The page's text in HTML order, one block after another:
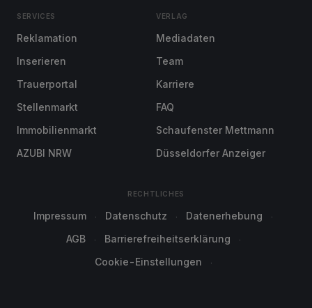
SERVICES
Reklamation
Inserieren
Trauerportal
Stellenmarkt
Immobilienmarkt
AZUBI NRW
VERLAG
Mediadaten
Team
Karriere
FAQ
Schaufenster Mettmann
Düsseldorfer Anzeiger
RECHTLICHES
Impressum Datenschutz
Datenerhebung
AGB
Barrierefreiheitserklärung
Cookie-Einstellungen